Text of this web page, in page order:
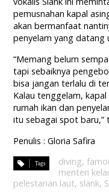
pemusnahan kapal
akan bermanfaat
penyelam yang datang
“Memang belum
tapi sebaiknya
bisa jangan terlalu di
Kalau tenggelam,
rumah ikan dan
itu sebagai spot baru,”
Penulis : Gloria Safira
diving,
menteri
pelestarian laut, slank,